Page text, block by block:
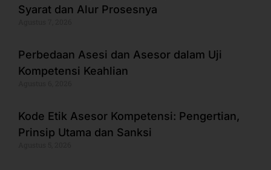
Syarat dan Alur Prosesnya
Perbedaan Asesi dan Asesor dalam Uji
Kompetensi Keahlian
Kode Etik Asesor Kompetensi: Pengertian,
Prinsip Utama dan Sanksi